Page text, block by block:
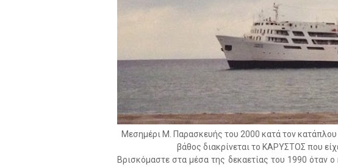
Μεσημέρι Μ. Παρασκευής του 2000 κατά τον
βάθος διακρίνεται το ΚΑΡΥΣΤΟΣ που
Βρισκόμαστε στα μέσα της δεκαετίας του 1990 όταν